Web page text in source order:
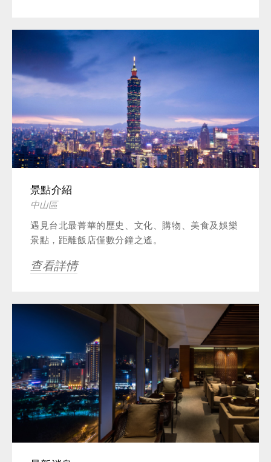
景點介紹
中山區
遇見台北最菁華的歷史、文化、購物、美食及娛樂
景點，距離飯店僅數分鐘之遙。
查看詳情